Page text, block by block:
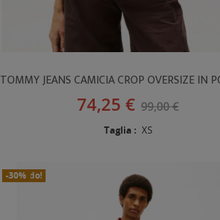
TOMMY JEANS CAMICIA CROP OVERSIZE IN
74,25 € 99,00 €
Taglia : XS
In Saldo!
Nuovo
-30%